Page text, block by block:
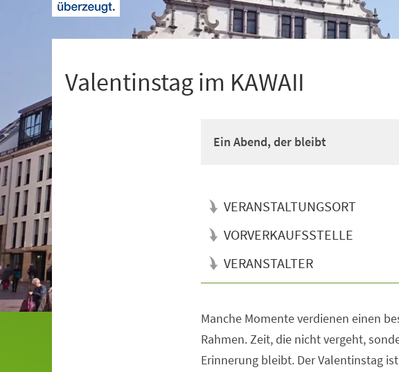
Valentinstag im KAWAII
Ein Abend, der bleibt
VERANSTALTUNGSORT
VORVERKAUFSSTELLE
VERANSTALTER
Manche Momente verdienen einen
Rahmen. Zeit, die nicht vergeht,
Erinnerung bleibt. Der Valentinstag